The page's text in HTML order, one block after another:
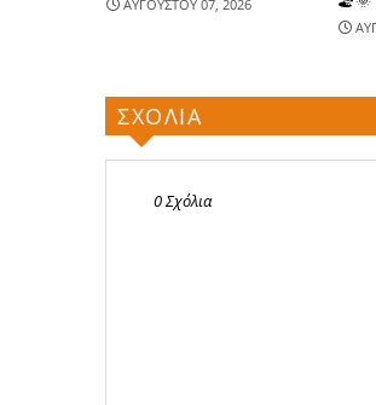
ΑΥΓΟΥΣΤΟΥ 07, 2026
ΣΧΟΛΙΑ
0 Σχόλια